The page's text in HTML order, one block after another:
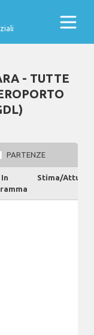
- TUTTE
PARTENZE
In
Stima/Attuale